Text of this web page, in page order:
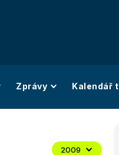
Zprávy Kalendář
2009